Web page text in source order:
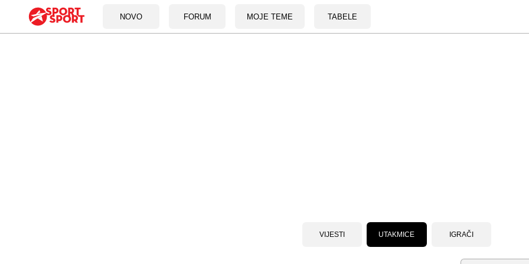
NOVO FORUM MOJE TEME TABELE
VIJESTI UTAKMICE IGRAČI